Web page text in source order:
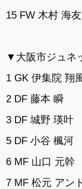
15 FW 木村 海友
▼大阪市ジュネ
1 GK 伊集院 翔
2 DF 藤本 瞬
3 DF 城野 瑛叶
5 DF 小谷 楓河
6 MF 山口 元幹
7 MF 松元 アン